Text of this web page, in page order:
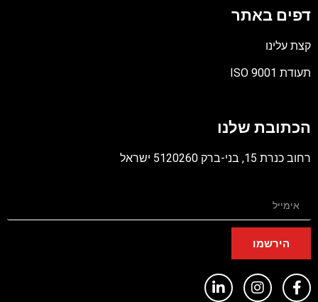
דפים באתר
קצת עלינו
תעודת ISO 9001
PDF
הכתובת שלנו
רחוב כנרת 15, בני-ברק 5120260 ישראל
הירשמו